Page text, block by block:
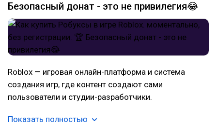
Безопасный донат - это не привилегия😂
Roblox — игровая онлайн-платформа и система
создания игр, где контент создают сами
пользователи и студии-разработчики.
Показать полностью